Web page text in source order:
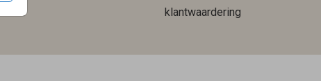
klantwaardering